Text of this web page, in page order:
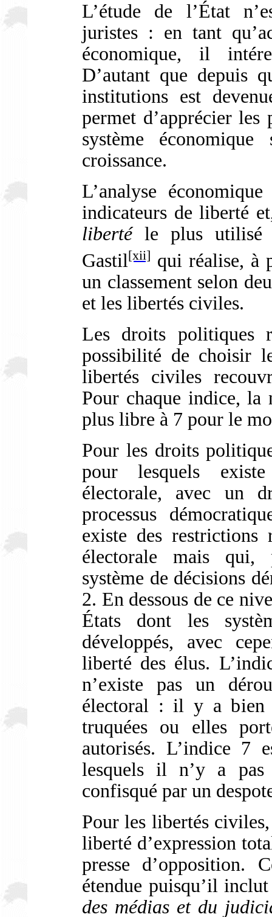
L’étude de l’État
juristes : en tant
économique, il
D’autant que depuis
institutions est
permet d’apprécier les
système
croissance.
L’analyse
indicateurs de liberté
libertéle plus utilisé
Gastil[xii] qui réalise, à
un classement selon
et les libertés civiles.
Les droits politiques
possibilité de choisir
libertés civiles
Pour chaque indice,
plus libre à 7 pour le
Pour les droits
pour lesquels
électorale, avec un
processus
existe des
électorale mais qui,
système de décisions
2. En dessous de ce
États dont les
développés, avec
liberté des élus.
n’existe pas un
électoral : il y a bien
truquées ou elles
autorisés. L’indice 7
lesquels il n’y a pas
confisqué par un
Pour les libertés
liberté d’expression
presse d’opposition.
étendue puisqu’il
des médias et du